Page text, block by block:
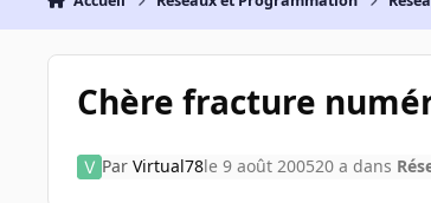
Chère fracture
Par Virtual78le 9 août 200520 a dans